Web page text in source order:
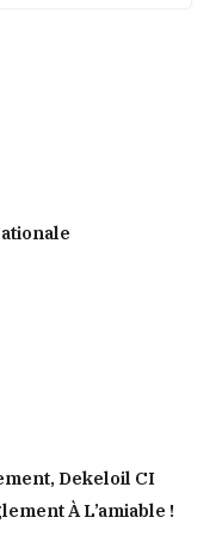
Dekeloil CI
À L’amiable !